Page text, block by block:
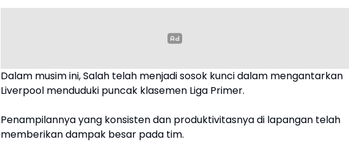
Dalam musim ini, Salah telah menjadi sosok kunci dalam mengantarkan
Liverpool menduduki puncak klasemen Liga Primer.
Penampilannya yang konsisten dan produktivitasnya di lapangan telah
memberikan dampak besar pada tim.